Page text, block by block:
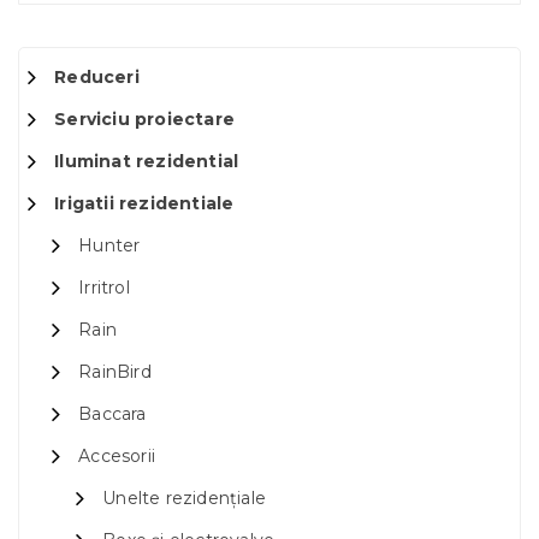
Reduceri
Serviciu proiectare
Iluminat rezidential
Irigatii rezidentiale
Hunter
Irritrol
Rain
RainBird
Baccara
Accesorii
Unelte rezidențiale